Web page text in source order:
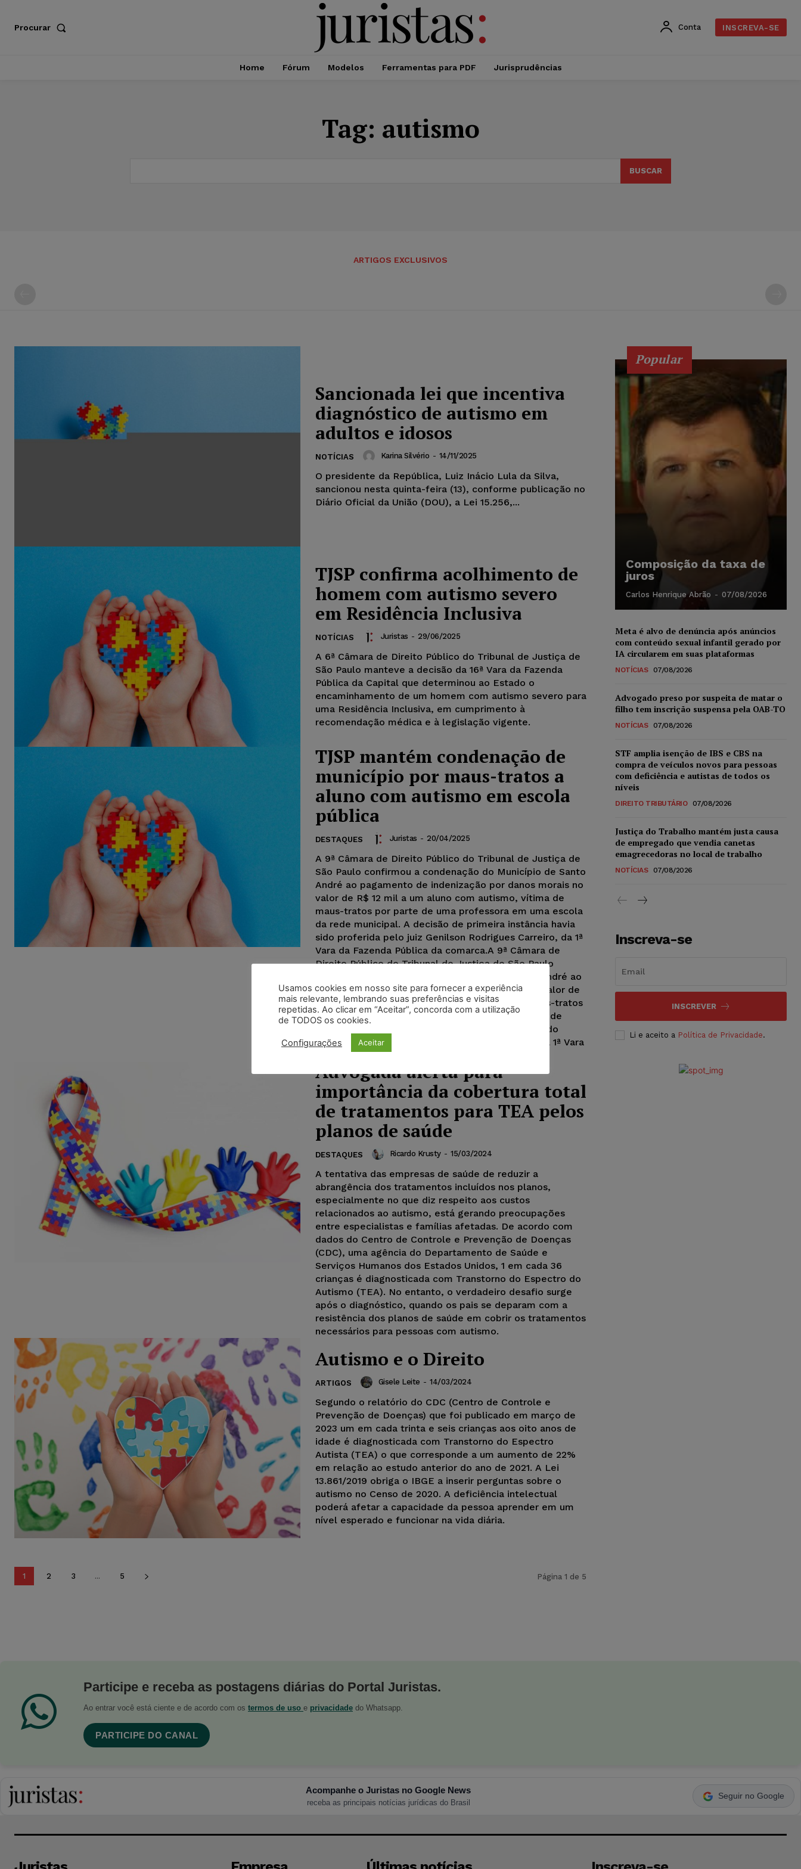
Procurar Conta INSCREVA-SE
Home Fórum Modelos Ferramentas para PDF Jurisprudências
Tag: autismo
BUSCAR
ARTIGOS EXCLUSIVOS
Sancionada lei que incentiva
diagnóstico de autismo em
adultos e idosos
NOTÍCIAS Karina Silvério - 14/11/2025
O presidente da República, Luiz Inácio Lula da Silva,
sancionou nesta quinta-feira (13), conforme publicação no
Diário Oficial da União (DOU), a Lei 15.256,...
TJSP confirma acolhimento de
homem com autismo severo
em Residência Inclusiva
NOTÍCIAS Juristas - 29/06/2025
A 6ª Câmara de Direito Público do Tribunal de Justiça de
São Paulo manteve a decisão da 16ª Vara da Fazenda
Pública da Capital que determinou ao Estado o
encaminhamento de um homem com autismo severo para
uma Residência Inclusiva, em cumprimento à
recomendação médica e à legislação vigente.
TJSP mantém condenação de
município por maus-tratos a
aluno com autismo em escola
pública
DESTAQUES Juristas - 20/04/2025
A 9ª Câmara de Direito Público do Tribunal de Justiça de
São Paulo confirmou a condenação do Município de Santo
André ao pagamento de indenização por danos morais no
valor de R$ 12 mil a um aluno com autismo, vítima de
maus-tratos por parte de uma professora em uma escola
da rede municipal. A decisão de primeira instância havia
sido proferida pelo juiz Genilson Rodrigues Carreiro, da 1ª
Vara da Fazenda Pública da comarca.A 9ª Câmara de
Direito Público do Tribunal de Justiça de São Paulo
confirmou a condenação do Município de Santo André ao
pagamento de indenização por danos morais no valor de
R$ 12 mil a um aluno com autismo, vítima de maus-tratos
por parte de uma professora em uma escola da rede
municipal. A decisão de primeira instância havia sido
proferida pelo juiz Genilson Rodrigues Carreiro, da 1ª Vara
da Fazenda Pública da comarca.
Advogada alerta para
importância da cobertura total
de tratamentos para TEA pelos
planos de saúde
DESTAQUES Ricardo Krusty - 15/03/2024
A tentativa das empresas de saúde de reduzir a
abrangência dos tratamentos incluídos nos planos,
especialmente no que diz respeito aos custos
relacionados ao autismo, está gerando preocupações
entre especialistas e famílias afetadas. De acordo com
dados do Centro de Controle e Prevenção de Doenças
(CDC), uma agência do Departamento de Saúde e
Serviços Humanos dos Estados Unidos, 1 em cada 36
crianças é diagnosticada com Transtorno do Espectro do
Autismo (TEA). No entanto, o verdadeiro desafio surge
após o diagnóstico, quando os pais se deparam com a
resistência dos planos de saúde em cobrir os tratamentos
necessários para pessoas com autismo.
Autismo e o Direito
ARTIGOS Gisele Leite - 14/03/2024
Segundo o relatório do CDC (Centro de Controle e
Prevenção de Doenças) que foi publicado em março de
2023 um em cada trinta e seis crianças aos oito anos de
idade é diagnosticada com Transtorno do Espectro
Autista (TEA) o que corresponde a um aumento de 22%
em relação ao estudo anterior do ano de 2021. A Lei
13.861/2019 obriga o IBGE a inserir perguntas sobre o
autismo no Censo de 2020. A deficiência intelectual
poderá afetar a capacidade da pessoa aprender em um
nível esperado e funcionar na vida diária.
1 2 3 ... 5 Página 1 de 5
Popular
Composição da taxa de
juros
Carlos Henrique Abrão - 07/08/2026
Meta é alvo de denúncia após anúncios
com conteúdo sexual infantil gerado por
IA circularem em suas plataformas
NOTÍCIAS 07/08/2026
Advogado preso por suspeita de matar o
filho tem inscrição suspensa pela OAB-TO
NOTÍCIAS 07/08/2026
STF amplia isenção de IBS e CBS na
compra de veículos novos para pessoas
com deficiência e autistas de todos os
níveis
DIREITO TRIBUTÁRIO 07/08/2026
Justiça do Trabalho mantém justa causa
de empregado que vendia canetas
emagrecedoras no local de trabalho
NOTÍCIAS 07/08/2026
Inscreva-se
INSCREVER
Li e aceito a Política de Privacidade.
Participe e receba as postagens diárias do Portal Juristas.
Ao entrar você está ciente e de acordo com os termos de uso e privacidade do Whatsapp.
PARTICIPE DO CANAL
Acompanhe o Juristas no Google News
receba as principais notícias jurídicas do Brasil
Seguir no Google
Usamos cookies em nosso site para fornecer a experiência
mais relevante, lembrando suas preferências e visitas
repetidas. Ao clicar em “Aceitar”, concorda com a utilização
de TODOS os cookies.
Configurações Aceitar